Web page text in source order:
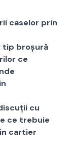
caselor prin
tip broșură
ce
cu
ce trebuie
cartier